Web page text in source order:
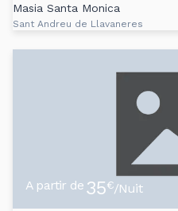
Masia Santa Monica
Sant Andreu de Llavaneres
A partir de 35€/Nuit